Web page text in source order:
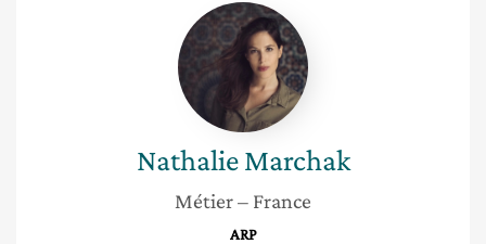
Nathalie
Marchak
Nathalie Marchak
Métier– France
ARP